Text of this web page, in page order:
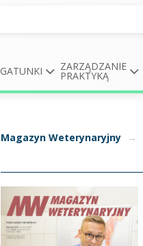
GATUNKI ZARZĄDZANIE
PRAKTYKĄ
Magazyn Weterynaryjny →